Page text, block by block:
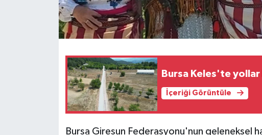
Bursa Keles'te
İçeriği Görüntüle
Bursa Giresun Federasyonu'nun geleneksel